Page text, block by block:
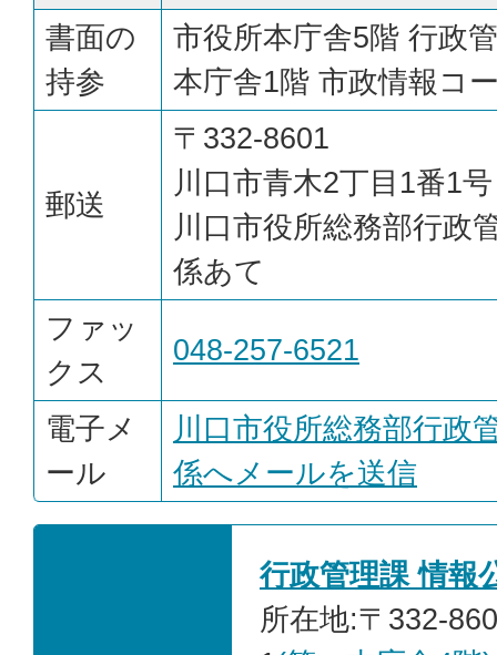
書面の
持参
市役所本庁舎5階 行政
本庁舎1階 市政情報コ
郵送
〒332-8601
川口市青木2丁目1番1号
川口市役所総務部行政
係あて
ファッ
クス
048-257-6521
電子メ
ール
川口市役所総務部行政
係へメールを送信
行政管理課 情報
所在地:〒332-